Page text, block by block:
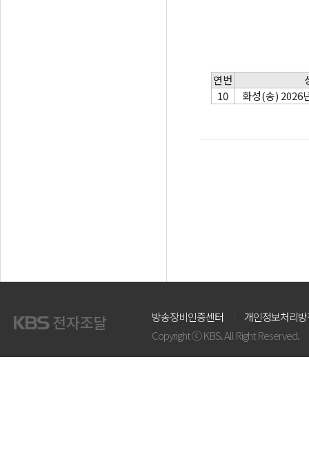
연번
10
화성(송) 2026
방송장비인증센터
개인정보처리
Copyright ⓒ KBS. All Right Reserved.